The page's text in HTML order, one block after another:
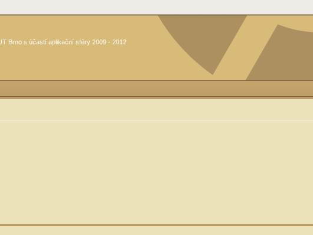
Brno s účastí aplikační sféry 2009 - 2012